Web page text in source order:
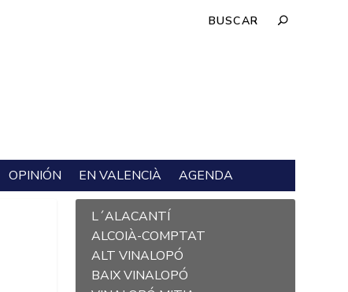
OPINIÓN EN VALENCIÀ AGENDA
L´ALACANTÍ
ALCOIÀ-COMPTAT
ALT VINALOPÓ
BAIX VINALOPÓ